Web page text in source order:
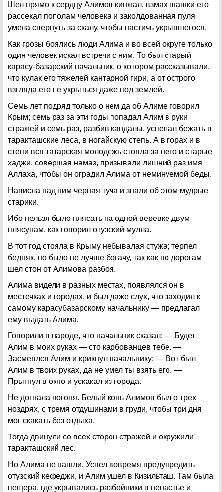
Шел прямо к сердцу Алимов кинжал, взмах шашки его
рассекал пополам человека и заколдованная пуля
умела свернуть за скалу, чтобы настичь укрывшегося.
Как грозы боялись люди Алима и во всей округе только
один человек искал встречи с ним. То был старый
карасу-базарский начальник, о котором рассказывали,
что кулак его тяжелей кантарной гири, а от острого
взгляда его не укрыться даже под землей.
Семь лет подряд только о нем да об Алиме говорил
Крым; семь раз за эти годы попадал Алим в руки
стражей и семь раз, разбив кандалы, успевал бежать в
таракташские леса, в ногайскую степь. А в горах и в
степи вся татарская молодежь стояла за него и старые
хаджи, совершая намаз, призывали лишний раз имя
Аллаха, чтобы он оградил Алима от неминуемой беды.
Нависла над ним черная туча и знали об этом мудрые
старики.
Ибо нельзя было плясать на одной веревке двум
плясунам, как говорил отузский мулла.
В тот год стояла в Крыму небывалая стужа; терпел
бедняк, но было не лучше богачу, так как по дорогам
шел стон от Алимова разбоя.
Алима видели в разных местах, появлялся он в
местечках и городах, и был даже слух, что заходил к
самому карасубазарскому начальнику — предлагал
ему выдать Алима.
Говорили в народе, что начальник сказал: — Будет
Алим в моих руках — сто карбованцев тебе. —
Засмеялся Алим и крикнул начальнику: — Вот был
Алим в твоих руках, да не умел ты взять его. —
Прыгнул в окно и ускакал из города.
Не догнала погоня. Белый конь Алимов был о трех
ноздрях, с тремя отдушинами в груди, чтобы три дня
мог скакать без отдыха.
Тогда двинули со всех сторон стражей и окружили
таракташский лес.
Но Алима не нашли. Успел вовремя предупредить
отузский кефеджи, и Алим ушел в Кизильташ. Там была
пещера, где укрывались разбойники в ненастье и